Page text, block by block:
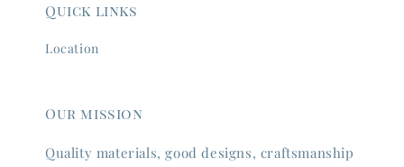
Quick links
Location
Our mission
Quality materials, good designs, craftsmanship